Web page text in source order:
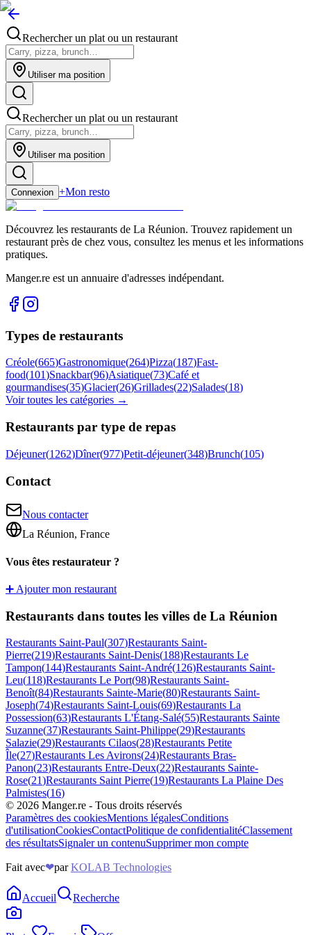
Rechercher un plat ou un restaurant
Utiliser ma position
Rechercher un plat ou un restaurant
Utiliser ma position
Connexion +Mon resto
Découvrez les restaurants de La Réunion. Trouvez rapidement un
restaurant près de chez vous, consultez les menus et les informations
pratiques.
Manger.re est un annuaire d'adresses indépendant.
Types de restaurants
Créole(665)Gastronomique(264)Pizza(187)Fast-
food(101)Snackbar(96)Asiatique(73)Café et
gourmandises(35)Glacier(26)Grillades(22)Salades(18)
Voir toutes les catégories →
Restaurants par type de repas
Déjeuner(1262)Dîner(977)Petit-déjeuner(348)Brunch(105)
Contact
Nous contacter
La Réunion, France
Vous êtes restaurateur ?
➕ Ajouter mon restaurant
Restaurants dans toutes les villes de La Réunion
Restaurants Saint-Paul(307)Restaurants Saint-
Pierre(219)Restaurants Saint-Denis(188)Restaurants Le
Tampon(144)Restaurants Saint-André(126)Restaurants Saint-
Leu(118)Restaurants Le Port(98)Restaurants Saint-
Benoît(84)Restaurants Sainte-Marie(80)Restaurants Saint-
Joseph(74)Restaurants Saint-Louis(69)Restaurants La
Possession(63)Restaurants L'Étang-Salé(55)Restaurants Sainte
Suzanne(37)Restaurants Saint-Philippe(29)Restaurants
Salazie(29)Restaurants Cilaos(28)Restaurants Petite
Île(27)Restaurants Les Avirons(24)Restaurants Bras-
Panon(23)Restaurants Entre-Deux(22)Restaurants Sainte-
Rose(21)Restaurants Saint Pierre(19)Restaurants La Plaine Des
Palmistes(16)
© 2026 Manger.re - Tous droits réservés
Paramètres des cookiesMentions légalesConditions
d'utilisationCookiesContactPolitique de confidentialitéClassement
des résultatsSignaler un contenuSupprimer mon compte
Fait avec❤par KOLAB Technologies
Accueil Recherche